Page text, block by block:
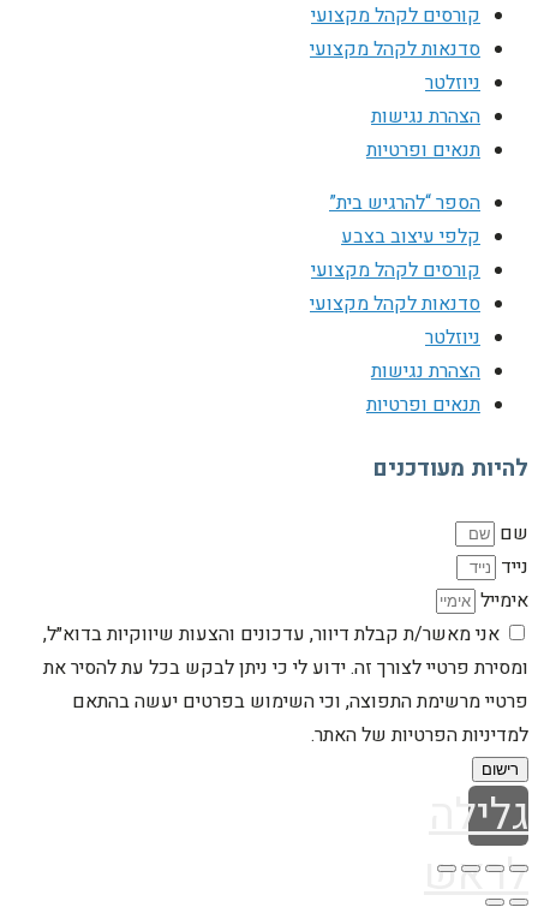
קורסים לקהל מקצועי
סדנאות לקהל מקצועי
ניוזלטר
הצהרת נגישות
תנאים ופרטיות
הספר “להרגיש בית”
קלפי עיצוב בצבע
קורסים לקהל מקצועי
סדנאות לקהל מקצועי
ניוזלטר
הצהרת נגישות
תנאים ופרטיות
להיות מעודכנים
שם
נייד
אימייל
אני מאשר/ת קבלת דיוור, עדכונים והצעות שיווקיות בדוא״ל,
ומסירת פרטיי לצורך זה. ידוע לי כי ניתן לבקש בכל עת להסיר את
פרטיי מרשימת התפוצה, וכי השימוש בפרטים יעשה בהתאם
למדיניות הפרטיות של האתר.
רישום
גלילה
לראש